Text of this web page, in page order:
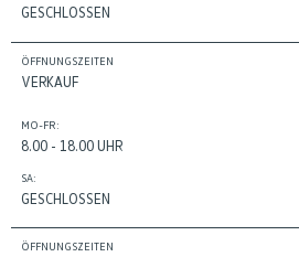
GESCHLOSSEN
ÖFFNUNGSZEITEN
VERKAUF
MO-FR:
8.00 - 18.00 UHR
SA:
GESCHLOSSEN
ÖFFNUNGSZEITEN